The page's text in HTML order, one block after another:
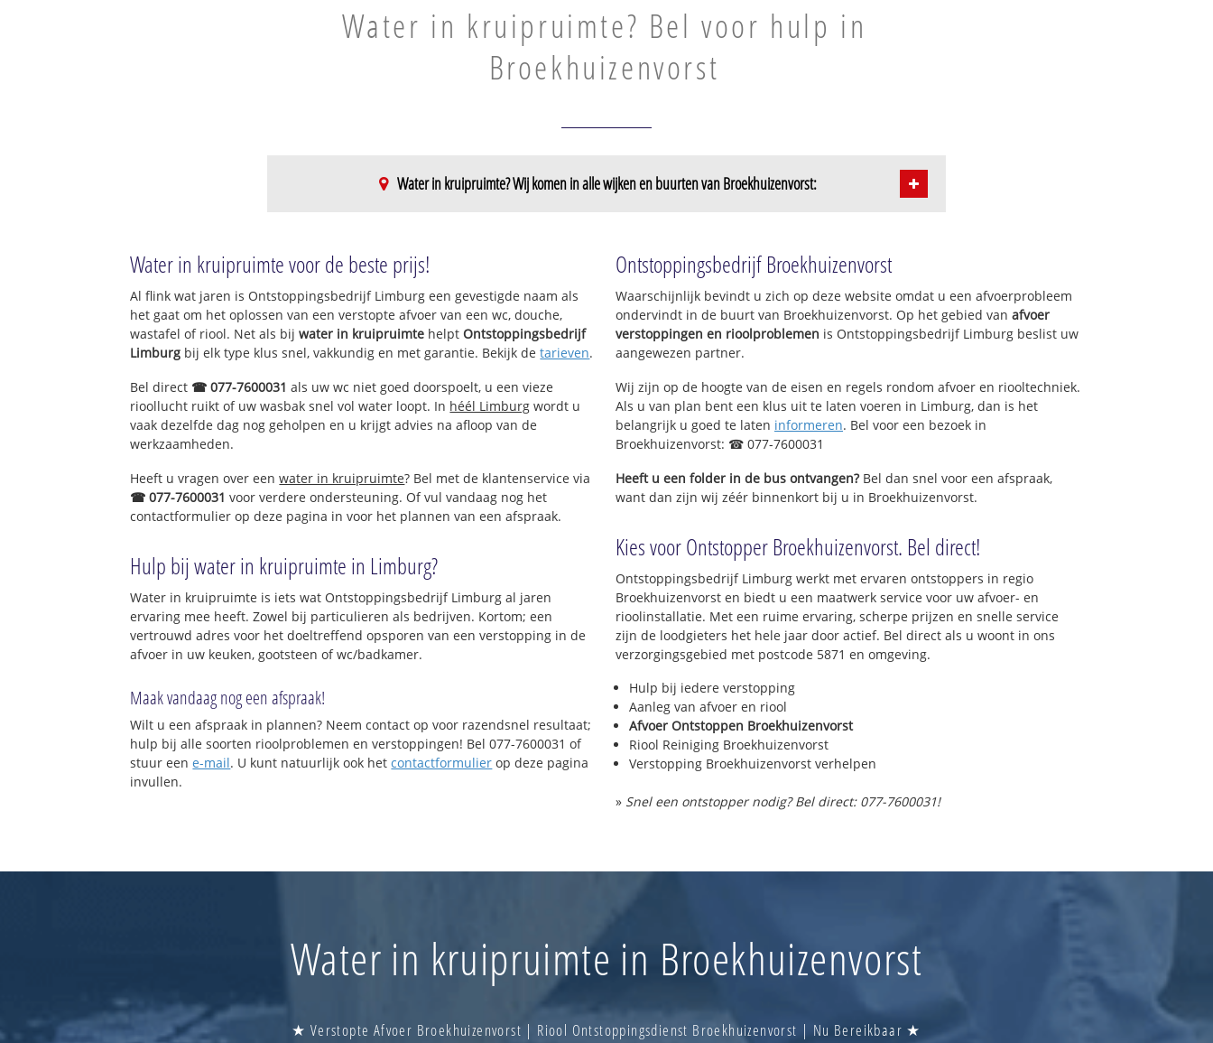
Water in kruipruimte? Bel voor hulp in
Broekhuizenvorst
Water in kruipruimte? Wij komen in alle wijken en buurten van Broekhuizenvorst:
Water in kruipruimte voor de beste prijs!
Al flink wat jaren is Ontstoppingsbedrijf Limburg een gevestigde naam als
het gaat om het oplossen van een verstopte afvoer van een wc, douche,
wastafel of riool. Net als bijwater in kruipruimte helptOntstoppingsbedrijf
Limburg bij elk type klus snel, vakkundig en met garantie. Bekijk detarieven.
Bel direct ☎ 077-7600031 als uw wc niet goed doorspoelt, u een vieze
rioollucht ruikt of uw wasbak snel vol water loopt. In héél Limburg wordt u
vaak dezelfde dag nog geholpen en u krijgt advies na afloop van de
werkzaamheden.
Heeft u vragen over eenwater in kruipruimte? Bel met de klantenservice via
☎ 077-7600031 voor verdere ondersteuning. Of vul vandaag nog het
contactformulier op deze pagina in voor het plannen van een afspraak.
Hulp bij water in kruipruimte in Limburg?
Water in kruipruimte is iets wat Ontstoppingsbedrijf Limburg al jaren
ervaring mee heeft. Zowel bij particulieren als bedrijven. Kortom; een
vertrouwd adres voor het doeltreffend opsporen van een verstopping in de
afvoer in uw keuken, gootsteen of wc/badkamer.
Maak vandaag nog een afspraak!
Wilt u een afspraak in plannen? Neem contact op voor razendsnel resultaat;
hulp bij alle soorten rioolproblemen en verstoppingen! Bel 077-7600031 of
stuur eene-mail. U kunt natuurlijk ook hetcontactformulier op deze pagina
invullen.
Ontstoppingsbedrijf Broekhuizenvorst
Waarschijnlijk bevindt u zich op deze website omdat u een afvoerprobleem
ondervindt in de buurt van Broekhuizenvorst. Op het gebied van afvoer
verstoppingen en rioolproblemen is Ontstoppingsbedrijf Limburg beslist uw
aangewezen partner.
Wij zijn op de hoogte van de eisen en regels rondom afvoer en riooltechniek.
Als u van plan bent een klus uit te laten voeren in Limburg, dan is het
belangrijk u goed te laten informeren. Bel voor een bezoek in
Broekhuizenvorst: ☎ 077-7600031
Heeft u een folder in de bus ontvangen?Bel dan snel voor een afspraak,
want dan zijn wij zéér binnenkort bij u in Broekhuizenvorst.
Kies voor Ontstopper Broekhuizenvorst. Bel direct!
Ontstoppingsbedrijf Limburg werkt met ervaren ontstoppers in regio
Broekhuizenvorst en biedt u een maatwerk service voor uw afvoer- en
rioolinstallatie. Met een ruime ervaring, scherpe prijzen en snelle service
zijn de loodgieters het hele jaar door actief. Bel direct als u woont in ons
verzorgingsgebied met postcode 5871 en omgeving.
Hulp bij iedere verstopping
Aanleg van afvoer en riool
Afvoer Ontstoppen Broekhuizenvorst
Riool Reiniging Broekhuizenvorst
Verstopping Broekhuizenvorst verhelpen
» Snel een ontstopper nodig? Bel direct: 077-7600031!
Water in kruipruimte in Broekhuizenvorst
★ Verstopte Afvoer Broekhuizenvorst | Riool Ontstoppingsdienst Broekhuizenvorst | Nu Bereikbaar ★